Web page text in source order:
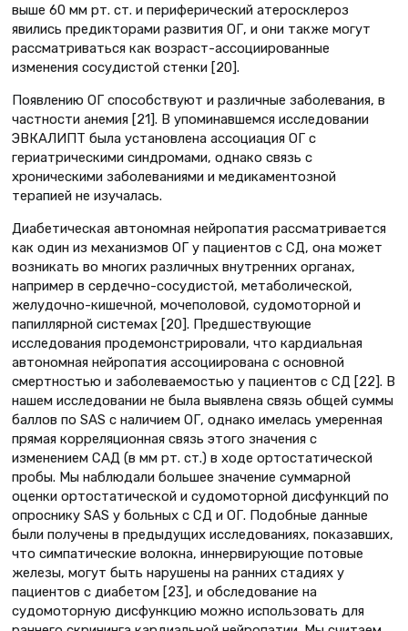
выше 60 мм рт. ст. и периферический атеросклероз
явились предикторами развития ОГ, и они также могут
рассматриваться как возраст-ассоциированные
изменения сосудистой стенки [20].
Появлению ОГ способствуют и различные заболевания, в
частности анемия [21]. В упоминавшемся исследовании
ЭВКАЛИПТ была установлена ассоциация ОГ с
гериатрическими синдромами, однако связь с
хроническими заболеваниями и медикаментозной
терапией не изучалась.
Диабетическая автономная нейропатия рассматривается
как один из механизмов ОГ у пациентов с СД, она может
возникать во многих различных внутренних органах,
например в сердечно-сосудистой, метаболической,
желудочно-кишечной, мочеполовой, судомоторной и
папиллярной системах [20]. Предшествующие
исследования продемонстрировали, что кардиальная
автономная нейропатия ассоциирована с основной
смертностью и заболеваемостью у пациентов с СД [22]. В
нашем исследовании не была выявлена связь общей суммы
баллов по SAS с наличием ОГ, однако имелась умеренная
прямая корреляционная связь этого значения с
изменением САД (в мм рт. ст.) в ходе ортостатической
пробы. Мы наблюдали большее значение суммарной
оценки ортостатической и судомоторной дисфункций по
опроснику SAS у больных с СД и ОГ. Подобные данные
были получены в предыдущих исследованиях, показавших,
что симпатические волокна, иннервирующие потовые
железы, могут быть нарушены на ранних стадиях у
пациентов с диабетом [23], и обследование на
судомоторную дисфункцию можно использовать для